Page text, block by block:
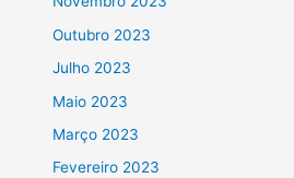
Outubro 2023
Julho 2023
Maio 2023
Março 2023
Fevereiro 2023